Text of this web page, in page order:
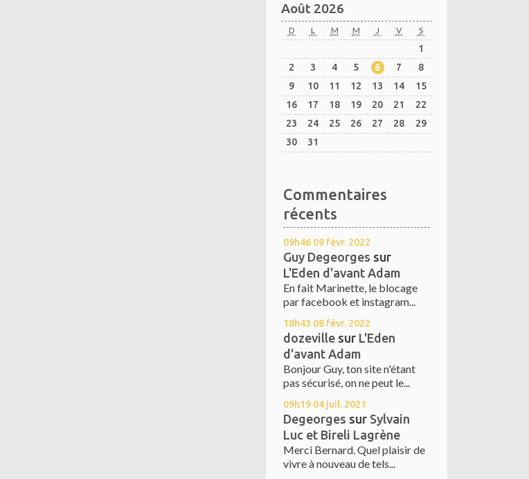
Août 2026
D L M M J V S
1
2
3 4 5 6 7
8
9
10 11 12 13 14
15
16
17 18 19 20 21
22
23
24 25 26 27 28
29
30
31
Commentaires
récents
09h46 09 févr. 2022
Guy Degeorges sur
L'Eden d'avant Adam
En fait Marinette, le blocage
par facebook et instagram...
18h43 08 févr. 2022
dozeville sur L'Eden
d'avant Adam
Bonjour Guy, ton site n'étant
pas sécurisé, on ne peut le...
09h19 04 juil. 2021
Degeorges sur Sylvain
Luc et Bireli Lagrène
Merci Bernard. Quel plaisir de
vivre à nouveau de tels...